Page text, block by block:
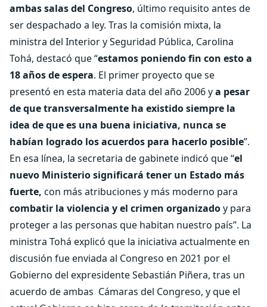
ambas salas del Congreso, último requisito antes de
ser despachado a ley. Tras la comisión mixta, la
ministra del Interior y Seguridad Pública, Carolina
Tohá, destacó que “estamos poniendo fin con esto a
18 años de espera. El primer proyecto que se
presentó en esta materia data del año 2006 ya pesar
de que transversalmente ha existido siempre la
idea de que es una buena iniciativa, nunca se
habían logrado los acuerdos para hacerlo posible”.
En esa línea, la secretaria de gabinete indicó que “el
nuevo Ministerio significará tener un Estado más
fuerte, con más atribuciones y más moderno para
combatir la violencia y el crimen organizadoy para
proteger a las personas que habitan nuestro país”. La
ministra Tohá explicó que la iniciativa actualmente en
discusión fue enviada al Congreso en 2021 por el
Gobierno del expresidente Sebastián Piñera, tras un
acuerdo de ambas Cámaras del Congreso, y que el